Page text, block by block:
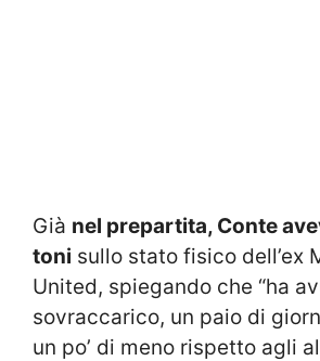
Già nel prepartita, Conte
toni sullo stato fisico dell’ex
United, spiegando che “ha
sovraccarico, un paio di
un po’ di meno rispetto agli